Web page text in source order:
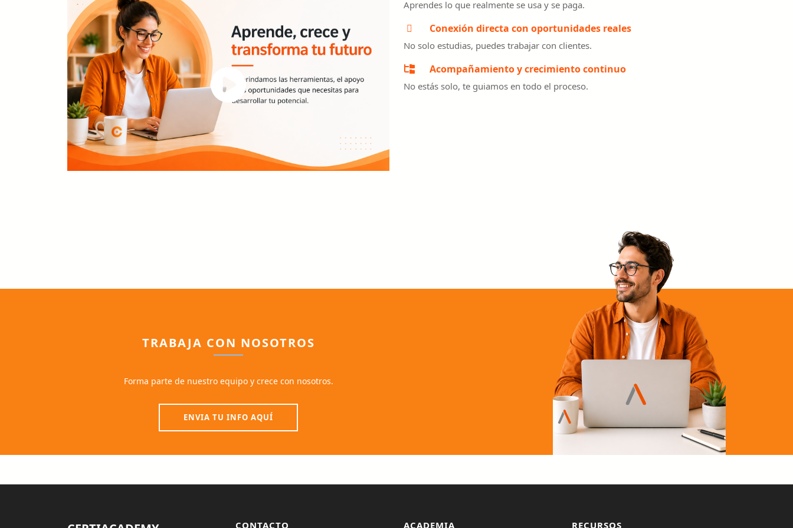
Aprendes lo que realmente se usa y se paga.
Conexión directa con oportunidades reales
No solo estudias, puedes trabajar con clientes.
Acompañamiento y crecimiento continuo
No estás solo, te guiamos en todo el proceso.
TRABAJA CON NOSOTROS
Forma parte de nuestro equipo y crece con nosotros.
ENVIA TU INFO AQUÍ
CONTACTO ACADEMIA RECURSOS